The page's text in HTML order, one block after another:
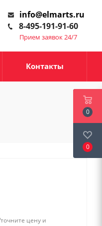
info@elmarts.ru
8-495-191-91-60
Прием заявок 24/7
Контакты
цену и
0
0